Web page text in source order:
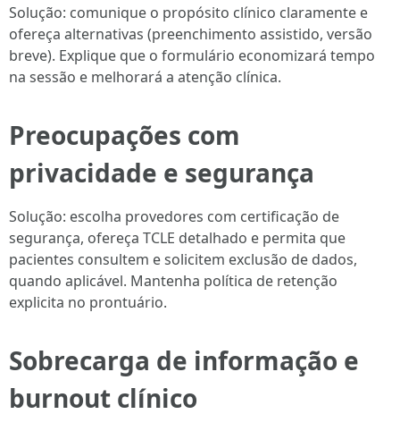
Solução: comunique o propósito clínico claramente e
ofereça alternativas (preenchimento assistido, versão
breve). Explique que o formulário economizará tempo
na sessão e melhorará a atenção clínica.
Preocupações com
privacidade e segurança
Solução: escolha provedores com certificação de
segurança, ofereça TCLE detalhado e permita que
pacientes consultem e solicitem exclusão de dados,
quando aplicável. Mantenha política de retenção
explicita no prontuário.
Sobrecarga de informação e
burnout clínico